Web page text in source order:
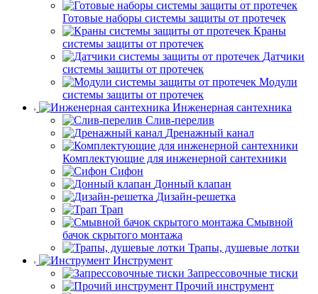
Готовые наборы системы защиты от протечек
Краны
системы защиты от протечек
Датчики
системы защиты от протечек
Модули
системы защиты от протечек
Инженерная сантехника
Слив-перелив
Дренажный канал
Комплектующие для инженерной сантехники
Сифон
Донный клапан
Дизайн-решетка
Трап
Смывной
бачок скрытого монтажа
Трапы, душевые лотки
Инструмент
Запрессовочные тиски
Прочий инструмент